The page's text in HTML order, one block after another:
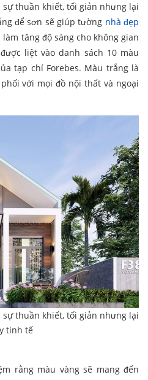
thuần khiết, tối giản nhưng lại
để sơn sẽ giúp tường nhà đẹp
tăng độ sáng cho không gian
liệt vào danh sách 10 màu
tạp chí Forebes. Màu trắng là
với mọi đồ nội thất và ngoại
thuần khiết, tối giản nhưng lại
tinh tế
rằng màu vàng sẽ mang đến